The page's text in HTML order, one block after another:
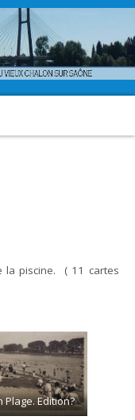
la piscine. ( 11 cartes
Plage. Edition?